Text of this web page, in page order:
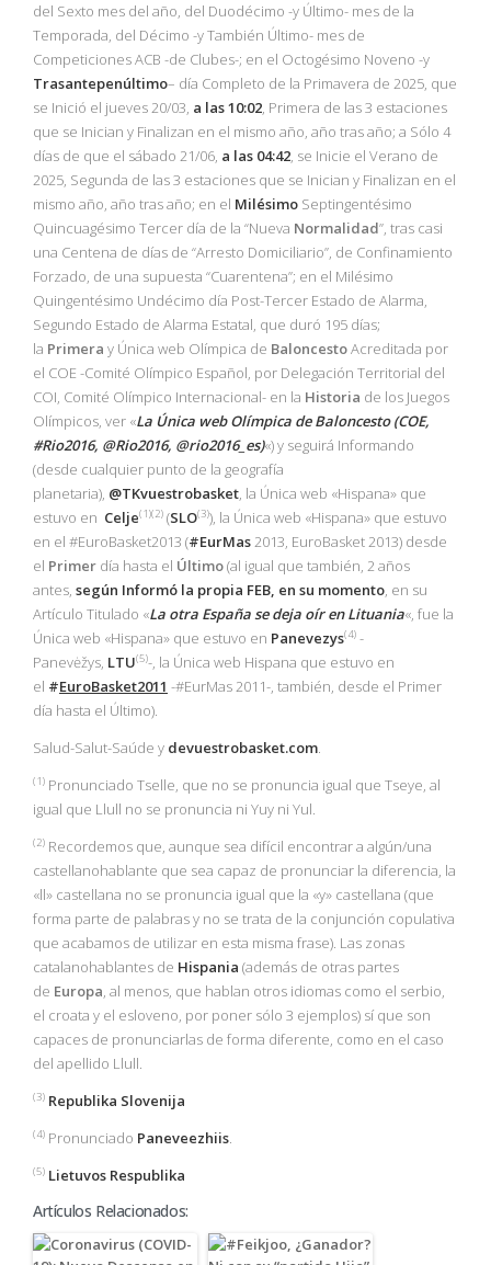
del Sexto mes del año, del Duodécimo -y Último- mes de la
Temporada, del Décimo -y También Último- mes de
Competiciones ACB -de Clubes-; en el Octogésimo Noveno -y
Trasantepenúltimo– día Completo de la Primavera de 2025, que
se Inició el jueves 20/03, a las 10:02, Primera de las 3 estaciones
que se Inician y Finalizan en el mismo año, año tras año; a Sólo 4
días de que el sábado 21/06, a las 04:42, se Inicie el Verano de
2025, Segunda de las 3 estaciones que se Inician y Finalizan en el
mismo año, año tras año; en el Milésimo Septingentésimo
Quincuagésimo Tercer día de la “Nueva Normalidad”, tras casi
una Centena de días de “Arresto Domiciliario”, de Confinamiento
Forzado, de una supuesta “Cuarentena”; en el Milésimo
Quingentésimo Undécimo día Post-Tercer Estado de Alarma,
Segundo Estado de Alarma Estatal, que duró 195 días;
la Primera y Única web Olímpica de BaloncestoAcreditada por
el COE -Comité Olímpico Español, por Delegación Territorial del
COI, Comité Olímpico Internacional- en la Historia de los Juegos
Olímpicos, ver «La Única web Olímpica de Baloncesto (COE,
#Rio2016, @Rio2016, @rio2016_es)«) y seguirá Informando
(desde cualquier punto de la geografía
planetaria), @TKvuestrobasket, la Única web «Hispana» que
estuvo en Celje(1)(2) (SLO(3)), la Única web «Hispana» que estuvo
en el #EuroBasket2013 (#EurMas2013, EuroBasket 2013) desde
el Primer día hasta el Último(al igual que también, 2 años
antes, según Informó la propia FEB, en su momento, en su
Artículo Titulado «La otra España se deja oír en Lituania«, fue la
Única web «Hispana» que estuvo en Panevezys(4) -
Panevėžys, LTU(5)-, la Única web Hispana que estuvo en
el #EuroBasket2011 -#EurMas 2011-, también, desde el Primer
día hasta el Último).
Salud-Salut-Saúde y devuestrobasket.com.
(1) Pronunciado Tselle, que no se pronuncia igual que Tseye, al
igual que Llull no se pronuncia ni Yuy ni Yul.
(2) Recordemos que, aunque sea difícil encontrar a algún/una
castellanohablante que sea capaz de pronunciar la diferencia, la
«ll» castellana no se pronuncia igual que la «y» castellana (que
forma parte de palabras y no se trata de la conjunción copulativa
que acabamos de utilizar en esta misma frase). Las zonas
catalanohablantes de Hispania (además de otras partes
de Europa, al menos, que hablan otros idiomas como el serbio,
el croata y el esloveno, por poner sólo 3 ejemplos) sí que son
capaces de pronunciarlas de forma diferente, como en el caso
del apellido Llull.
(3) Republika Slovenija
(4) Pronunciado Paneveezhiis.
(5) Lietuvos Respublika
Artículos Relacionados: